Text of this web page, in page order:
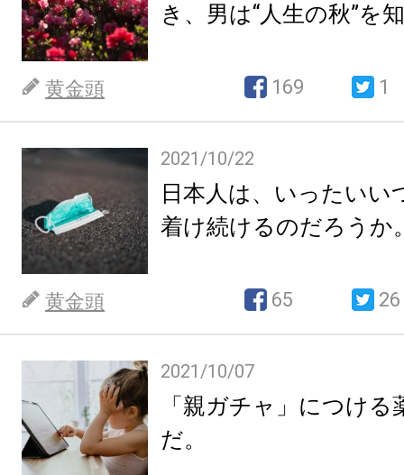
き、男は“人生の秋”を
黄金頭 169 1
2021/10/22
日本人は、いったいい
着け続けるのだろうか
黄金頭 65 26
2021/10/07
「親ガチャ」につけ
だ。